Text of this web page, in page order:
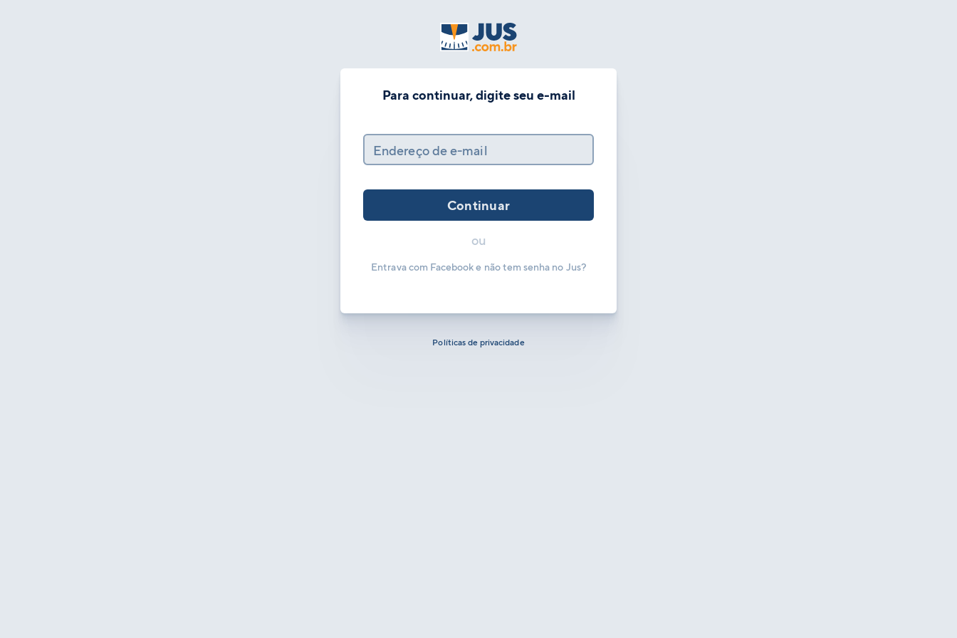
Para continuar, digite seu e-mail
Endereço de e-mail
Continuar
ou
Entrava com Facebook e não tem senha no Jus?
Políticas de privacidade